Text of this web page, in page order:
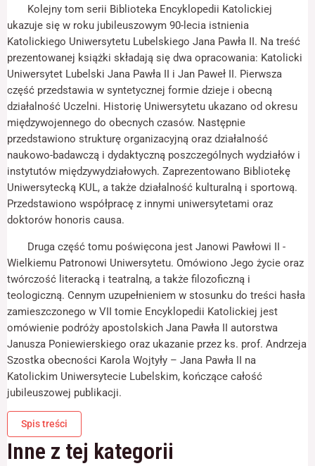
90
lat
istnienia
Kolejny tom serii Biblioteka Encyklopedii Katolickiej
ukazuje się w roku jubileuszowym 90-lecia istnienia
Katolickiego Uniwersytetu Lubelskiego Jana Pawła II. Na treść
prezentowanej książki składają się dwa opracowania: Katolicki
Uniwersytet Lubelski Jana Pawła II i Jan Paweł II. Pierwsza
część przedstawia w syntetycznej formie dzieje i obecną
działalność Uczelni. Historię Uniwersytetu ukazano od okresu
międzywojennego do obecnych czasów. Następnie
przedstawiono strukturę organizacyjną oraz działalność
naukowo-badawczą i dydaktyczną poszczególnych wydziałów i
instytutów międzywydziałowych. Zaprezentowano Bibliotekę
Uniwersytecką KUL, a także działalność kulturalną i sportową.
Przedstawiono współpracę z innymi uniwersytetami oraz
doktorów honoris causa.
Druga część tomu poświęcona jest Janowi Pawłowi II -
Wielkiemu Patronowi Uniwersytetu. Omówiono Jego życie oraz
twórczość literacką i teatralną, a także filozoficzną i
teologiczną. Cennym uzupełnieniem w stosunku do treści hasła
zamieszczonego w VII tomie Encyklopedii Katolickiej jest
omówienie podróży apostolskich Jana Pawła II autorstwa
Janusza Poniewierskiego oraz ukazanie przez ks. prof. Andrzeja
Szostka obecności Karola Wojtyły – Jana Pawła II na
Katolickim Uniwersytecie Lubelskim, kończące całość
jubileuszowej publikacji.
Spis treści
Inne z tej kategorii
zainteresowania i
zachowania
podczas
odwiedzania naszej
strony, zwiększasz
szansę na
zobaczenie
spersonalizowanych
treści i ofert.